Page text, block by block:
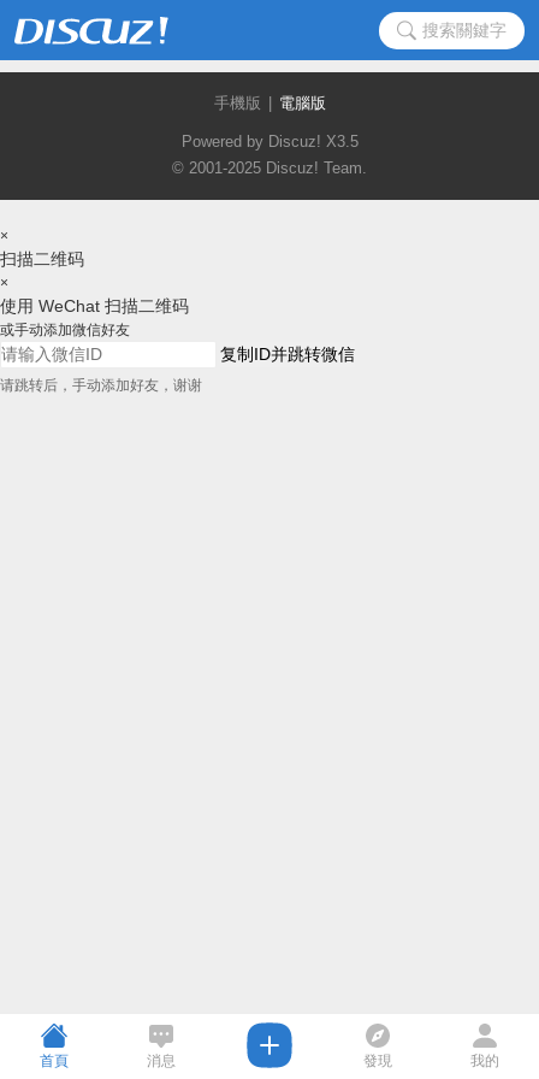
搜索關鍵字
手機版 電腦版
Powered by Discuz! X3.5
© 2001-2025 Discuz! Team.
×
扫描二维码
×
使用 WeChat 扫描二维码
或手动添加微信好友
复制ID并跳转微信
请跳转后，手动添加好友，谢谢
首頁 消息 發現 我的